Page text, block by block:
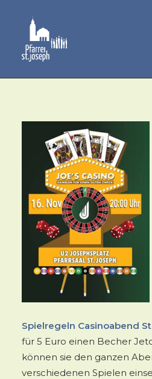
SAKRAMENTE
MUSIK
PFARRAMT
Spielregeln Casinoabend
für 5 Euro einen Becher
können sie den ganzen
verschiedenen Spielen